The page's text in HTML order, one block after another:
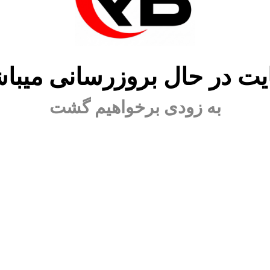
در حال بروزرسانی
به زودی برخواهیم گشت